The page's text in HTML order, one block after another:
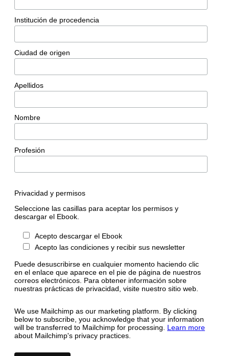
Institución de procedencia
Ciudad de origen
Apellidos
Nombre
Profesión
Privacidad y permisos
Seleccione las casillas para aceptar los permisos y
descargar el Ebook.
Acepto descargar el Ebook
Acepto las condiciones y recibir sus newsletter
Puede desuscribirse en cualquier momento haciendo clic
en el enlace que aparece en el pie de página de nuestros
correos electrónicos. Para obtener información sobre
nuestras prácticas de privacidad, visite nuestro sitio web.
We use Mailchimp as our marketing platform. By clicking
below to subscribe, you acknowledge that your information
will be transferred to Mailchimp for processing. Learn more
about Mailchimp's privacy practices.